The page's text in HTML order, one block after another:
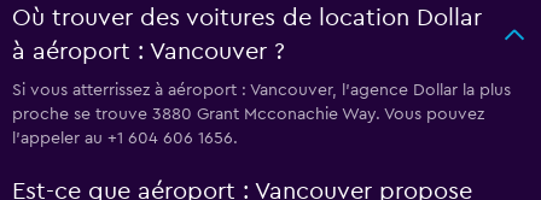
Où trouver des voitures de location Dollar
à aéroport : Vancouver ?
Si vous atterrissez à aéroport : Vancouver, l’agence Dollar la plus
proche se trouve 3880 Grant Mcconachie Way. Vous pouvez
l’appeler au +1 604 606 1656.
Est-ce que aéroport : Vancouver propose